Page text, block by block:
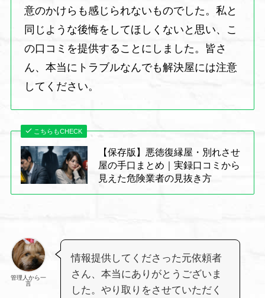
意のかけらも感じられないものでした。私と
同じような後悔をしてほしくないと思い、こ
の口コミを提供することにしました。皆さ
ん、本当にトラブルなんでも解決屋には注意
してください。
こちらもCHECK
【保存版】悪徳復縁屋・別れさせ
屋の手口まとめ｜実録口コミから
見えた危険業者の見抜き方
管理人から一
言
情報提供してくださった元依頼者
さん、本当にありがとうございま
した。やり取りをさせていただく